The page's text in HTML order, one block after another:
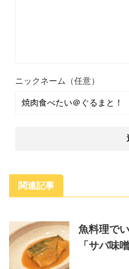
ニックネーム（任意）
関連記事
魚料理で
「サバ味